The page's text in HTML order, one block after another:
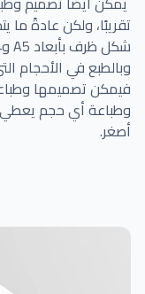
تقريبًا، ولكن عادةً
وبالطبع في الأحجام
أصغر.